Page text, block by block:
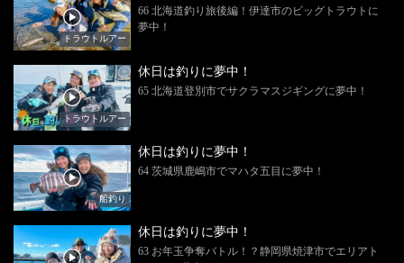
トラウトルアー
66 北海道釣り旅後編！伊達市のビッグトラウトに
夢中！
トラウトルアー
休日は釣りに夢中！
65 北海道登別市でサクラマスジギングに夢中！
船釣り
休日は釣りに夢中！
64 茨城県鹿嶋市でマハタ五目に夢中！
休日は釣りに夢中！
63 お年玉争奪バトル！？静岡県焼津市でエリアト